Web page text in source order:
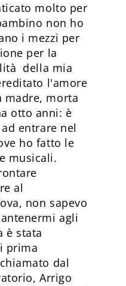
molto per
non ho
i mezzi per
per la
della mia
l'amore
madre, morta
otto anni: è
entrare nel
ho fatto le
musicali.
al
non sapevo
agli
è stata
prima
dal
Arrigo